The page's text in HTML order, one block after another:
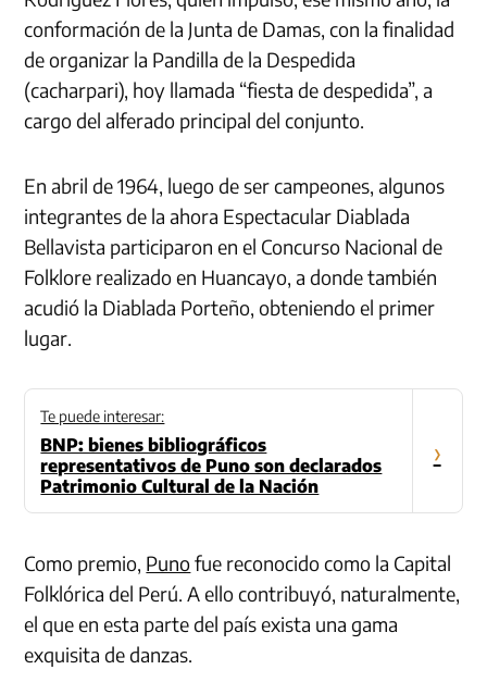
conformación de la Junta de Damas, con la finalidad
de organizar la Pandilla de la Despedida
(cacharpari), hoy llamada “fiesta de despedida”, a
cargo del alferado principal del conjunto.
En abril de 1964, luego de ser campeones, algunos
integrantes de la ahora Espectacular Diablada
Bellavista participaron en el Concurso Nacional de
Folklore realizado en Huancayo, a donde también
acudió la Diablada Porteño, obteniendo el primer
lugar.
Te puede interesar:
BNP: bienes bibliográficos
representativos de Puno son declarados
Patrimonio Cultural de la Nación
›
Como premio, Punofue reconocido como la Capital
Folklórica del Perú. A ello contribuyó, naturalmente,
el que en esta parte del país exista una gama
exquisita de danzas.